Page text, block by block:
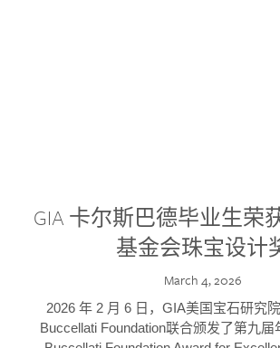
GIA 卡尔斯巴德毕业生荣
基金会珠宝设计
March 4, 2026
2026 年 2 月 6 日，GIA美国宝石研究
Buccellati Foundation联合颁发了第九届